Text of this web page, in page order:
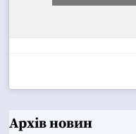
Архів новин